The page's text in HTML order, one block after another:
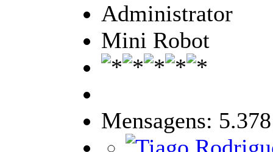
Administrator
Mini Robot
Mensagens: 5.378